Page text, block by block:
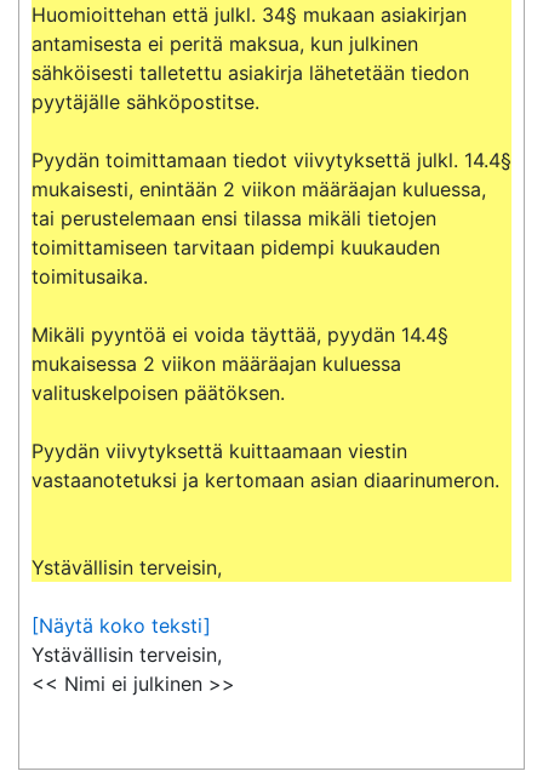
Huomioittehan että julkl. 34§ mukaan asiakirjan
antamisesta ei peritä maksua, kun julkinen
sähköisesti talletettu asiakirja lähetetään tiedon
pyytäjälle sähköpostitse.
Pyydän toimittamaan tiedot viivytyksettä julkl. 14.4§
mukaisesti, enintään 2 viikon määräajan kuluessa,
tai perustelemaan ensi tilassa mikäli tietojen
toimittamiseen tarvitaan pidempi kuukauden
toimitusaika.
Mikäli pyyntöä ei voida täyttää, pyydän 14.4§
mukaisessa 2 viikon määräajan kuluessa
valituskelpoisen päätöksen.
Pyydän viivytyksettä kuittaamaan viestin
vastaanotetuksi ja kertomaan asian diaarinumeron.
Ystävällisin terveisin,
[Näytä koko teksti]
Ystävällisin terveisin,
<< Nimi ei julkinen >>